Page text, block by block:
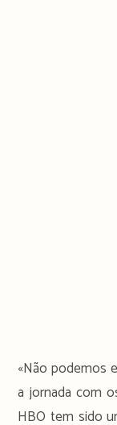
«Não podemos
a jornada com
HBO tem sido